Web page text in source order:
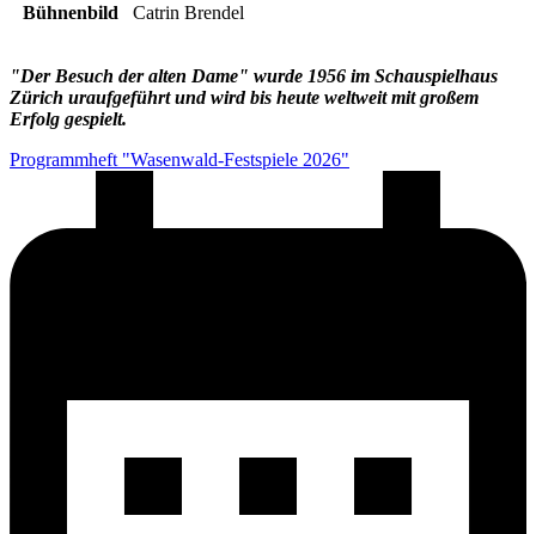
Bühnenbild Catrin Brendel
"Der Besuch der alten Dame" wurde 1956 im Schauspielhaus
Zürich uraufgeführt und wird bis heute weltweit mit großem
Erfolg gespielt.
Programmheft "Wasenwald-Festspiele 2026"